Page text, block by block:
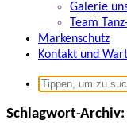
Galerie
Team
Markenschutz
Kontakt und
Suchen
Schlagwort-